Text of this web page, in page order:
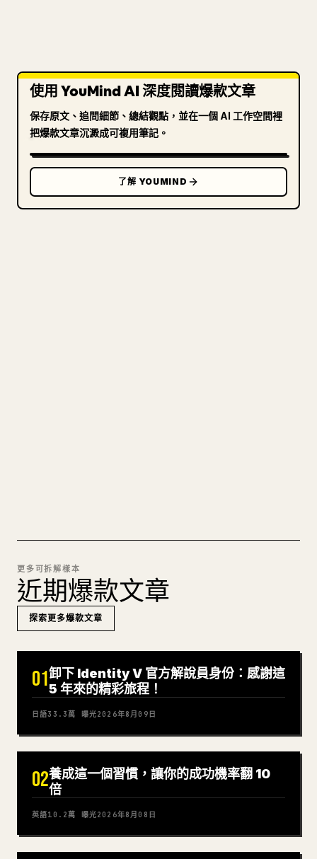
使用 YouMind AI 深度閱讀爆款文章
保存原文、追問細節、總結觀點，並在一個 AI 工作空間裡
把爆款文章沉澱成可複用筆記。
了解 YOUMIND
更多可拆解樣本
近期爆款文章
探索更多爆款文章
01卸下 Identity V 官方解說員身份：感謝這
5 年來的精彩旅程！
日語33.3萬 曝光2026年8月09日
02養成這一個習慣，讓你的成功機率翻 10
倍
英語10.2萬 曝光2026年8月08日